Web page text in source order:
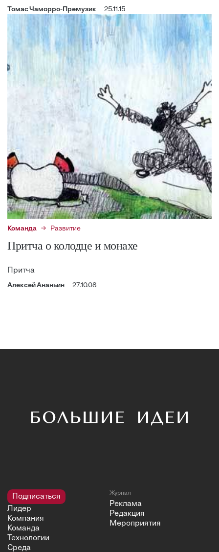
Томас Чаморро-Премузик 25.11.15
Команда Развитие
Притча о колодце и монахе
Притча
Алексей Ананьин 27.10.08
Подписаться
Лидер
Компания
Команда
Технологии
Среда
Журнал
Реклама
Редакция
Мероприятия